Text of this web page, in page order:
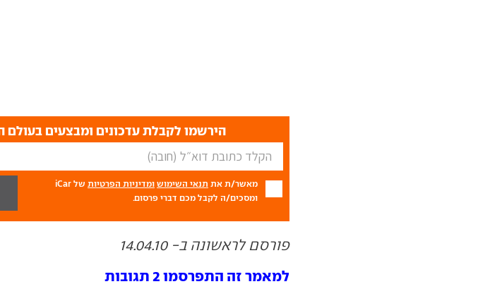
הירשמו לקבלת עדכונים ומבצעים בעולם
מאשר/ת את תנאי השימוש ומדיניות הפרטיות
של iCar
ומסכים/ה לקבל מכם דברי פרסום.
פורסם לראשונה ב- 14.04.10
למאמר זה התפרסמו 2 תגובות